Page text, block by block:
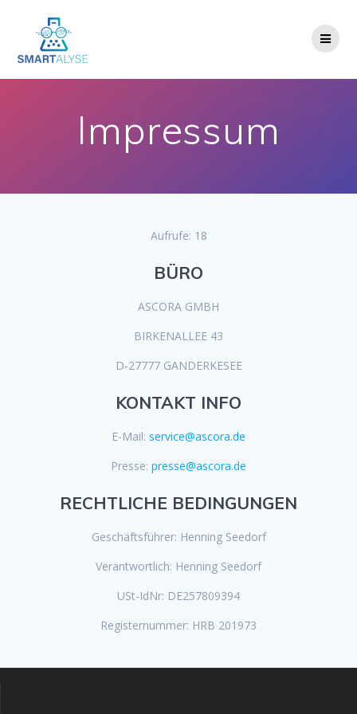
Impressum
Aufrufe: 18
BÜRO
ASCORA GMBH
BIRKENALLEE 43
D-27777 GANDERKESEE
KONTAKT INFO
E-Mail: service@ascora.de
Presse: presse@ascora.de
RECHTLICHE BEDINGUNGEN
Geschäftsführer: Henning Seedorf
Verantwortlich: Henning Seedorf
USt-IdNr: DE257809394
Registernummer: HRB 201973